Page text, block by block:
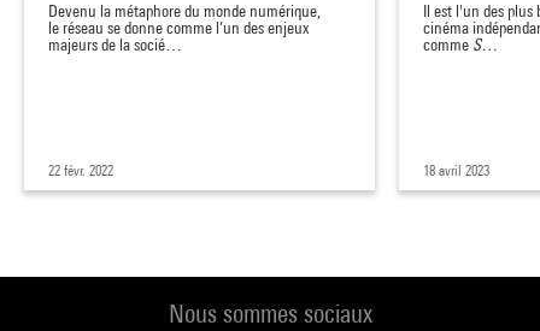
Devenu la métaphore du monde numérique,
le réseau se donne comme l’un des enjeux
majeurs de la socié…
22 févr. 2022
Il est l'un des plus
cinéma
comme S…
18 avril 2023
Nous sommes sociaux